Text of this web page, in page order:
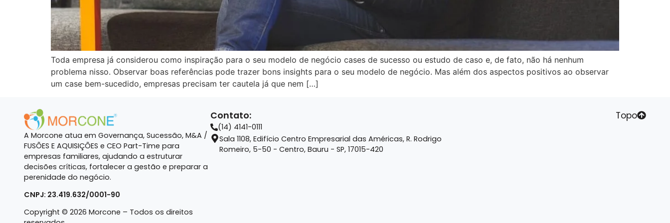
Toda empresa já considerou como inspiração para o seu modelo de negócio cases de sucesso ou estudo de caso e, de fato, não há nenhum
problema nisso. Observar boas referências pode trazer bons insights para o seu modelo de negócio. Mas além dos aspectos positivos ao observar
um case bem-sucedido, empresas precisam ter cautela já que nem […]
A Morcone atua em Governança, Sucessão, M&A /
FUSÕES E AQUISIÇÕES e CEO Part-Time para
empresas familiares, ajudando a estruturar
decisões críticas, fortalecer a gestão e preparar a
perenidade do negócio.
CNPJ: 23.419.632/0001-90
Copyright © 2026 Morcone – Todos os direitos
Contato:
(14) 4141-0111
Sala 1108, Edifício Centro Empresarial das Américas, R. Rodrigo
Romeiro, 5-50 - Centro, Bauru - SP, 17015-420
Topo